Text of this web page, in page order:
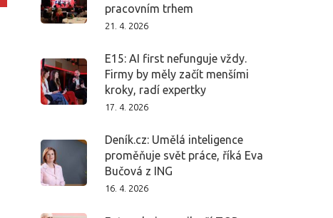
pracovním trhem
21. 4. 2026
E15: AI first nefunguje vždy.
Firmy by měly začít menšími
kroky, radí expertky
17. 4. 2026
Deník.cz: Umělá inteligence
proměňuje svět práce, říká Eva
Bučová z ING
16. 4. 2026